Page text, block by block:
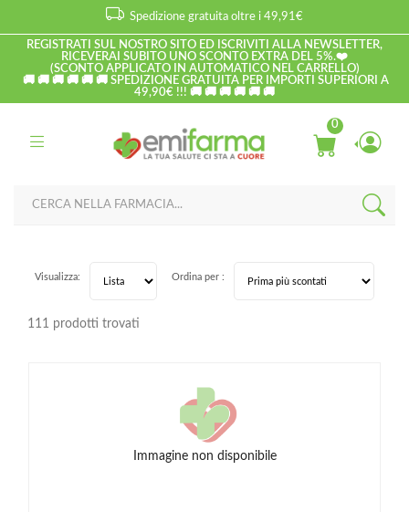
Spedizione gratuita oltre i 49,91€
REGISTRATI SUL NOSTRO SITO ED ISCRIVITI ALLA NEWSLETTER,
RICEVERAI SUBITO UNO SCONTO EXTRA DEL 5%.❤️
(SCONTO APPLICATO IN AUTOMATICO NEL CARRELLO)
🚚 🚚 🚚 🚚 🚚 🚚 SPEDIZIONE GRATUITA PER IMPORTI SUPERIORI A
49,90€ !!! 🚚 🚚 🚚 🚚 🚚 🚚
0
111 prodotti trovati
Visualizza: Ordina per :
Immagine non disponibile